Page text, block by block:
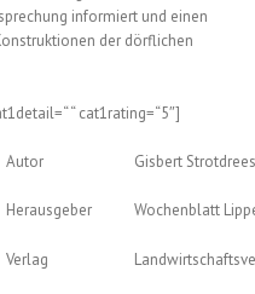
informiert und einen
der dörflichen
“ cat1rating=“5″]
Autor Gisbert Strotdrees
Herausgeber Wochenblatt
Verlag